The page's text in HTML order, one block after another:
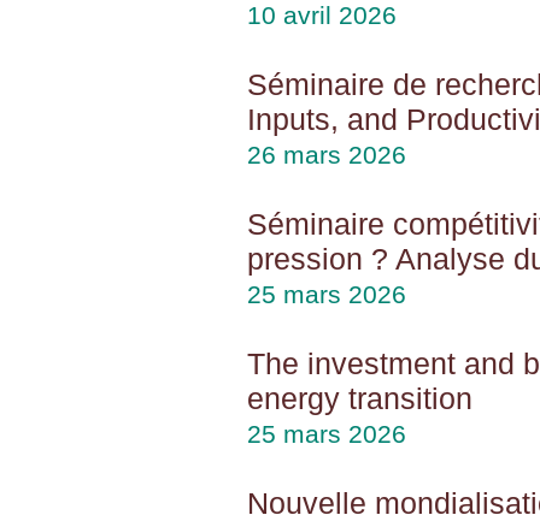
10 avril 2026
Séminaire de
Inputs, and
26 mars 2026
Séminaire
pression ? Analyse
25 mars 2026
The investment and
energy transition
25 mars 2026
Nouvelle